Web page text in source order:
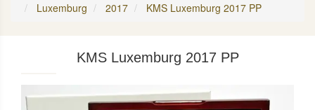
Luxemburg
2017 KMS Luxemburg 2017 PP
KMS Luxemburg 2017 PP